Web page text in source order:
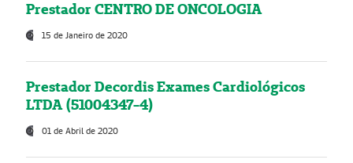
Prestador CENTRO DE ONCOLOGIA
15 de Janeiro de 2020
Prestador Decordis Exames Cardiológicos
LTDA (51004347-4)
01 de Abril de 2020